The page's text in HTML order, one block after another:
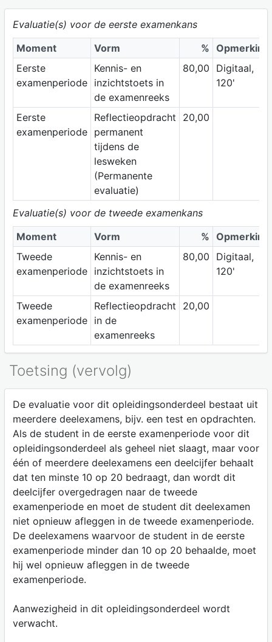
Evaluatie(s) voor de eerste examenkans
Moment
Vorm % Opmerking
Eerste
examenperiode
Kennis- en
inzichtstoets in
de examenreeks
80,00
Digitaal,
120'
Eerste
examenperiode
Reflectieopdracht
permanent
tijdens de
lesweken
(Permanente
evaluatie)
20,00
Evaluatie(s) voor de tweede examenkans
Moment
Vorm % Opmerking
Tweede
examenperiode
Kennis- en
inzichtstoets in
de examenreeks
80,00
Digitaal,
120'
Tweede
examenperiode
Reflectieopdracht
in de
examenreeks
20,00
Toetsing (vervolg)
De evaluatie voor dit opleidingsonderdeel bestaat uit
meerdere deelexamens, bijv. een test en opdrachten.
Als de student in de eerste examenperiode voor dit
opleidingsonderdeel als geheel niet slaagt, maar voor
één of meerdere deelexamens een deelcijfer behaalt
dat ten minste 10 op 20 bedraagt, dan wordt dit
deelcijfer overgedragen naar de tweede
examenperiode en moet de student dit deelexamen
niet opnieuw afleggen in de tweede examenperiode.
De deelexamens waarvoor de student in de eerste
examenperiode minder dan 10 op 20 behaalde, moet
hij wel opnieuw afleggen in de tweede
examenperiode.
Aanwezigheid in dit opleidingsonderdeel wordt
verwacht.